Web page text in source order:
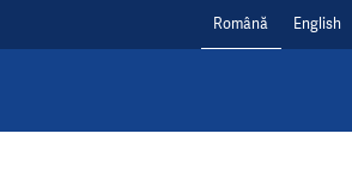
Română English